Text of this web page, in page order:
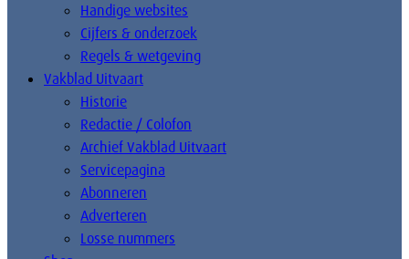
Handige websites
Cijfers & onderzoek
Regels & wetgeving
Vakblad Uitvaart
Historie
Redactie / Colofon
Archief Vakblad Uitvaart
Servicepagina
Abonneren
Adverteren
Losse nummers